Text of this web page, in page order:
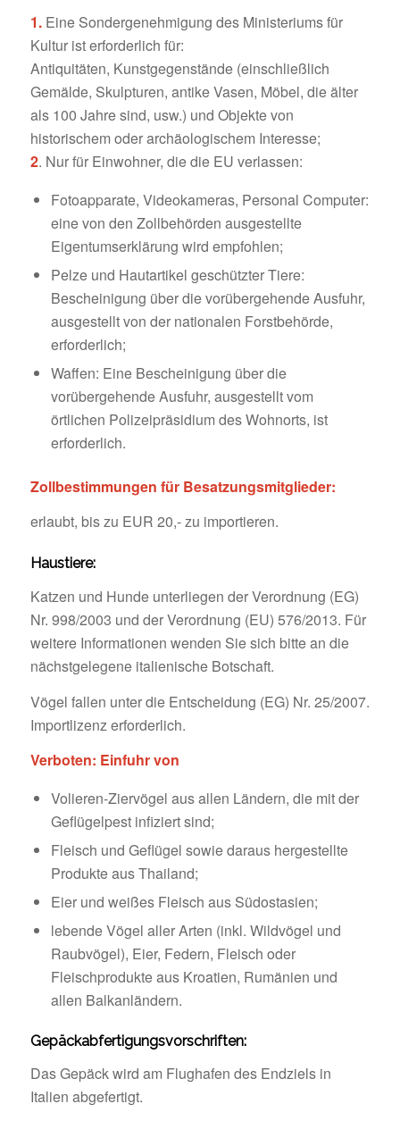
1.Eine Sondergenehmigung des Ministeriums für
Kultur ist erforderlich für:
Antiquitäten, Kunstgegenstände (einschließlich
Gemälde, Skulpturen, antike Vasen, Möbel, die älter
als 100 Jahre sind, usw.) und Objekte von
historischem oder archäologischem Interesse;
2. Nur für Einwohner, die die EU verlassen:
Fotoapparate, Videokameras, Personal Computer:
eine von den Zollbehörden ausgestellte
Eigentumserklärung wird empfohlen;
Pelze und Hautartikel geschützter Tiere:
Bescheinigung über die vorübergehende Ausfuhr,
ausgestellt von der nationalen Forstbehörde,
erforderlich;
Waffen: Eine Bescheinigung über die
vorübergehende Ausfuhr, ausgestellt vom
örtlichen Polizeipräsidium des Wohnorts, ist
erforderlich.
Zollbestimmungen für Besatzungsmitglieder:
erlaubt, bis zu EUR 20,- zu importieren.
Haustiere:
Katzen und Hunde unterliegen der Verordnung (EG)
Nr. 998/2003 und der Verordnung (EU) 576/2013. Für
weitere Informationen wenden Sie sich bitte an die
nächstgelegene italienische Botschaft.
Vögel fallen unter die Entscheidung (EG) Nr. 25/2007.
Importlizenz erforderlich.
Verboten: Einfuhr von
Volieren-Ziervögel aus allen Ländern, die mit der
Geflügelpest infiziert sind;
Fleisch und Geflügel sowie daraus hergestellte
Produkte aus Thailand;
Eier und weißes Fleisch aus Südostasien;
lebende Vögel aller Arten (inkl. Wildvögel und
Raubvögel), Eier, Federn, Fleisch oder
Fleischprodukte aus Kroatien, Rumänien und
allen Balkanländern.
Gepäckabfertigungsvorschriften:
Das Gepäck wird am Flughafen des Endziels in
Italien abgefertigt.